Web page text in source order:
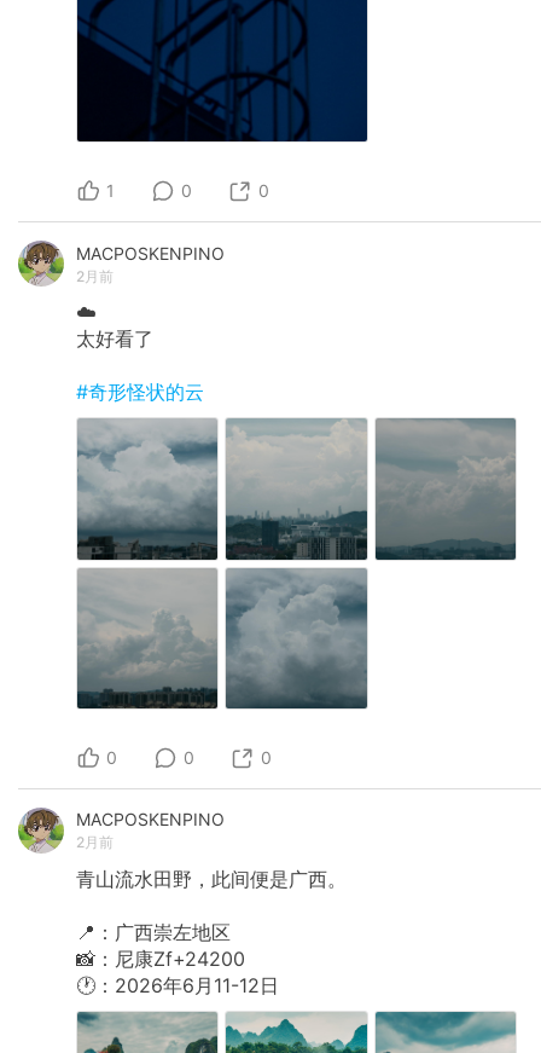
1 0 0
MACPOSKENPINO
2月前
☁️
太好看了
#奇形怪状的云
0 0 0
MACPOSKENPINO
2月前
青山流水田野，此间便是广西。
📍：广西崇左地区
📸：尼康Zf+24200
🕐：2026年6月11-12日